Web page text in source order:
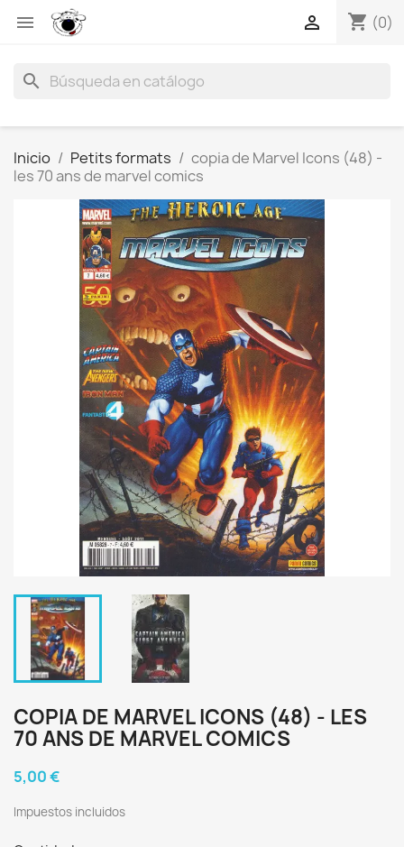
 shopping_cart (0)

search
Inicio Petits formats
copia de Marvel Icons (48) -
les 70 ans de marvel comics
COPIA DE MARVEL ICONS (48) - LES
70 ANS DE MARVEL COMICS
5,00 €
Impuestos incluidos